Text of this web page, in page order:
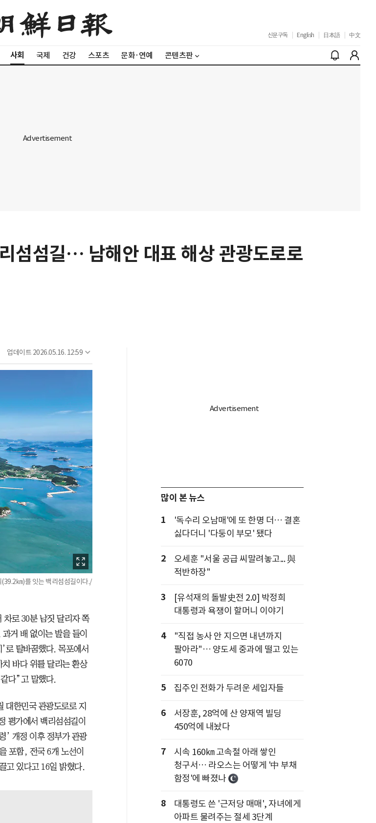
신문구독 English 日本語 中文
사회 국제 건강 스포츠 문화·연예 콘텐츠판
섬섬길… 남해안 대표 해상 관광도로로
업데이트 2026.05.16. 12:59
㎞)를 잇는 백리섬섬길이다./
차로 30분 남짓 달리자 쪽
거 배 없이는 발을 들이
로 탈바꿈했다. 목포에서
바다 위를 달리는 환상
다”고 말했다.
대한민국 관광도로로 지
평가에서 백리섬섬길이
’ 개정 이후 정부가 관광
포함, 전국 6개 노선이
고 있다고 16일 밝혔다.
많이 본 뉴스
1
'독수리 오남매'에 또 한명 더… 결혼
싫다더니 '다둥이 부모' 됐다
2
오세훈 "서울 공급 씨말려놓고... 與
적반하장"
3
[유석재의 돌발史전 2.0] 박정희
대통령과 욕쟁이 할머니 이야기
4
"직접 농사 안 지으면 내년까지
팔아라"… 양도세 중과에 떨고 있는
6070
5 집주인 전화가 두려운 세입자들
6
서장훈, 28억에 산 양재역 빌딩
450억에 내놨다
7
시속 160㎞ 고속철 아래 쌓인
청구서… 라오스는 어떻게 '中 부채
함정'에 빠졌나
8
대통령도 쓴 '근저당 매매', 자녀에게
아파트 물려주는 절세 3단계